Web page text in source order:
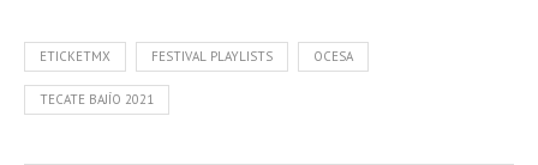
ETICKETMX FESTIVAL PLAYLISTS OCESA
TECATE BAJÍO 2021